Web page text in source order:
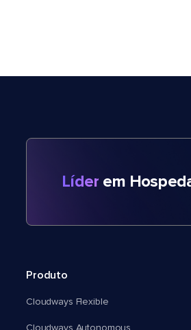
Líder em
Produto
Cloudways Flexible